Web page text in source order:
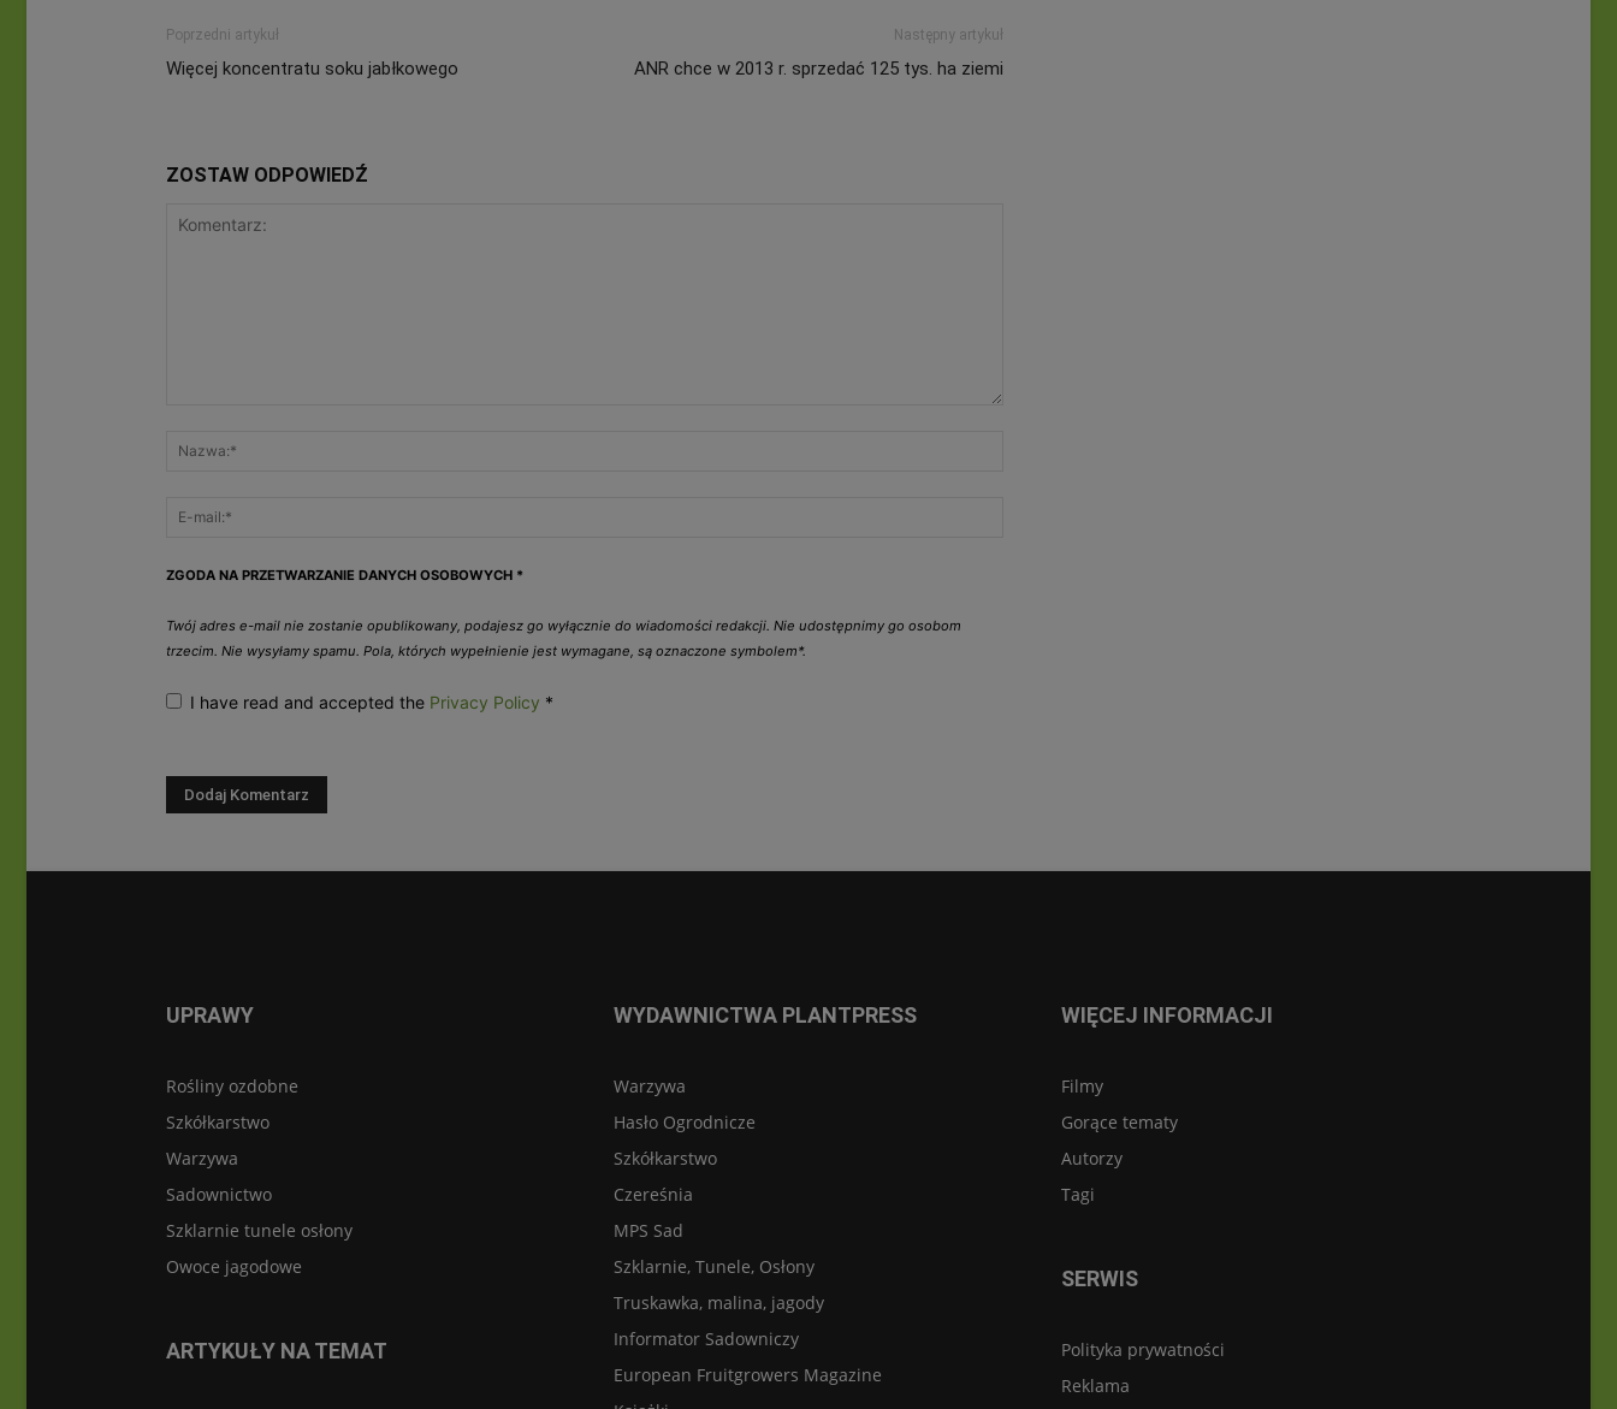
Poprzedni artykuł
Więcej koncentratu soku jabłkowego
Następny artykuł
ANR chce w 2013 r. sprzedać 125 tys. ha ziemi
ZOSTAW ODPOWIEDŹ
ZGODA NA PRZETWARZANIE DANYCH OSOBOWYCH *
Twój adres e-mail nie zostanie opublikowany, podajesz go wyłącznie do wiadomości redakcji. Nie udostępnimy go osobom
trzecim. Nie wysyłamy spamu. Pola, których wypełnienie jest wymagane, są oznaczone symbolem*.
I have read and accepted the Privacy Policy *
UPRAWY
Rośliny ozdobne
Szkółkarstwo
Warzywa
Sadownictwo
Szklarnie tunele osłony
Owoce jagodowe
ARTYKUŁY NA TEMAT
WYDAWNICTWA PLANTPRESS
Warzywa
Hasło Ogrodnicze
Szkółkarstwo
Czereśnia
MPS Sad
Szklarnie, Tunele, Osłony
Truskawka, malina, jagody
Informator Sadowniczy
European Fruitgrowers Magazine
WIĘCEJ INFORMACJI
Filmy
Gorące tematy
Autorzy
Tagi
SERWIS
Polityka prywatności
Reklama